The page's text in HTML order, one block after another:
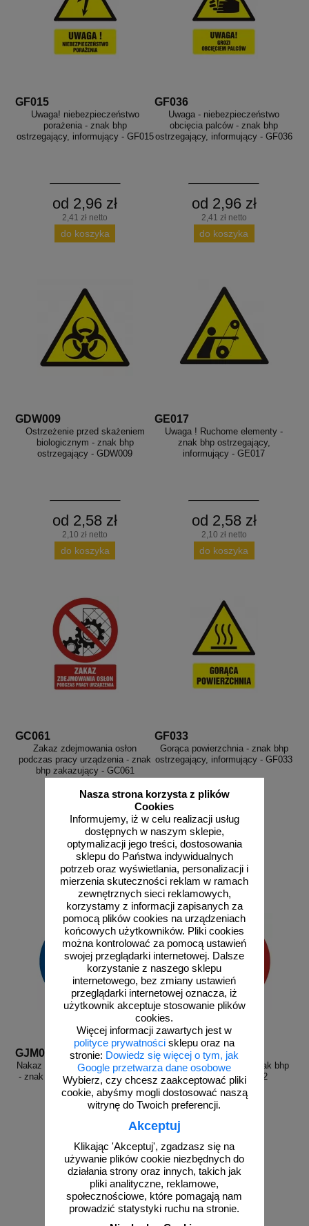
Nasza strona korzysta z plików
Cookies
Informujemy, iż w celu realizacji usług
dostępnych w naszym sklepie,
optymalizacji jego treści, dostosowania
sklepu do Państwa indywidualnych
potrzeb oraz wyświetlania, personalizacji i
mierzenia skuteczności reklam w ramach
zewnętrznych sieci reklamowych,
korzystamy z informacji zapisanych za
pomocą plików cookies na urządzeniach
końcowych użytkowników. Pliki cookies
można kontrolować za pomocą ustawień
swojej przeglądarki internetowej. Dalsze
korzystanie z naszego sklepu
internetowego, bez zmiany ustawień
przeglądarki internetowej oznacza, iż
użytkownik akceptuje stosowanie plików
cookies.
Więcej informacji zawartych jest w
polityce prywatności sklepu oraz na
stronie: Dowiedz się więcej o tym, jak
Google przetwarza dane osobowe
Wybierz, czy chcesz zaakceptować pliki
cookie, abyśmy mogli dostosować naszą
witrynę do Twoich preferencji.
Akceptuj
Klikając 'Akceptuj', zgadzasz się na
używanie plików cookie niezbędnych do
działania strony oraz innych, takich jak
pliki analityczne, reklamowe,
społecznościowe, które pomagają nam
prowadzić statystyki ruchu na stronie.
GF015
Uwaga! niebezpieczeństwo
porażenia - znak bhp
ostrzegający, informujący - GF015
od 2,96 zł
2,41 zł netto
do koszyka
GF036
Uwaga - niebezpieczeństwo
obcięcia palców - znak bhp
ostrzegający, informujący - GF036
od 2,96 zł
2,41 zł netto
do koszyka
GDW009
Ostrzeżenie przed skażeniem
biologicznym - znak bhp
ostrzegający - GDW009
od 2,58 zł
2,10 zł netto
do koszyka
GE017
Uwaga ! Ruchome elementy -
znak bhp ostrzegający,
informujący - GE017
od 2,58 zł
2,10 zł netto
do koszyka
GC061
Zakaz zdejmowania osłon
podczas pracy urządzenia - znak
bhp zakazujący - GC061
od 2,96 zł
2,41 zł netto
do koszyka
GF033
Gorąca powierzchnia - znak bhp
ostrzegający, informujący - GF033
od 2,96 zł
2,41 zł netto
do koszyka
GJM003
Nakaz stosowania ochrony słuchu
- znak bhp nakazujący - GJM003
od 2,58 zł
2,10 zł netto
do koszyka
GAP002
Zakaz palenia tytoniu - znak bhp
zakazujący - GAP002
od 2,58 zł
2,10 zł netto
do koszyka